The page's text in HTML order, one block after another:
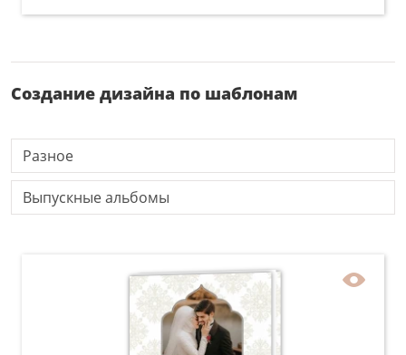
Создание дизайна по шаблонам
Разное
Выпускные альбомы